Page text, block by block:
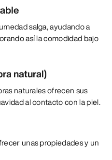
salga, ayudando a
así la comodidad bajo
natural)
naturales ofrecen sus
al contacto con la piel.
unas propiedades y un